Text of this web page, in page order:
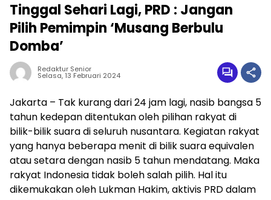
Tinggal Sehari Lagi, PRD : Jangan
Pilih Pemimpin ‘Musang Berbulu
Domba’
Redaktur Senior
Selasa, 13 Februari 2024
Jakarta – Tak kurang dari 24 jam lagi, nasib bangsa 5
tahun kedepan ditentukan oleh pilihan rakyat di
bilik-bilik suara di seluruh nusantara. Kegiatan rakyat
yang hanya beberapa menit di bilik suara equivalen
atau setara dengan nasib 5 tahun mendatang. Maka
rakyat Indonesia tidak boleh salah pilih. Hal itu
dikemukakan oleh Lukman Hakim, aktivis PRD dalam